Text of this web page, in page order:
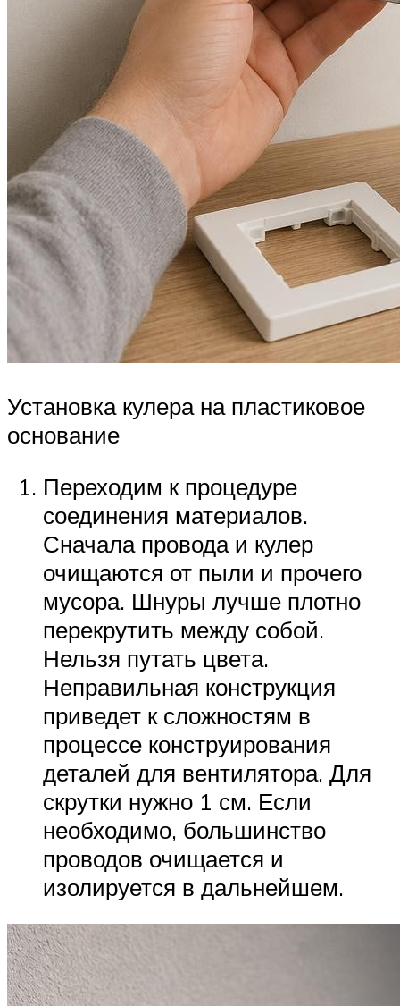
Установка кулера на пластиковое
основание
Переходим к процедуре
соединения материалов.
Сначала провода и кулер
очищаются от пыли и прочего
мусора. Шнуры лучше плотно
перекрутить между собой.
Нельзя путать цвета.
Неправильная конструкция
приведет к сложностям в
процессе конструирования
деталей для вентилятора. Для
скрутки нужно 1 см. Если
необходимо, большинство
проводов очищается и
изолируется в дальнейшем.